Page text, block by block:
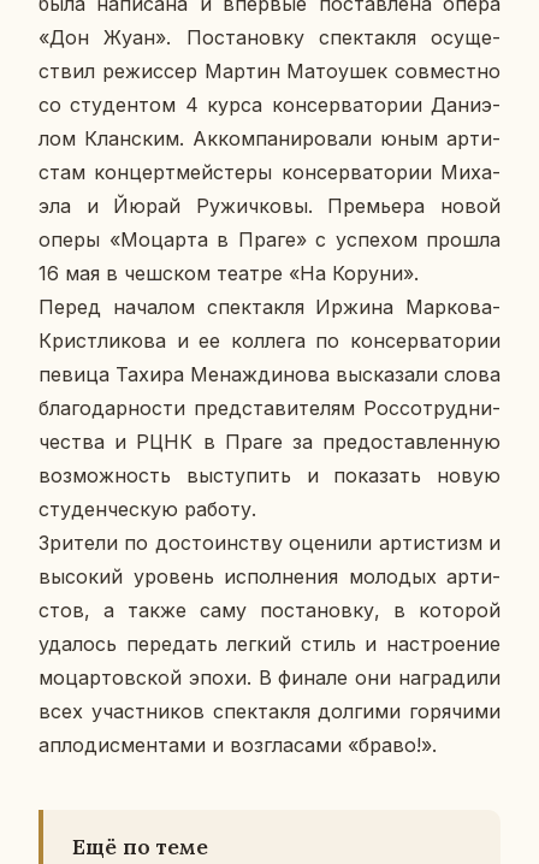
«Дон Жуан». По­ста­нов­ку спек­так­ля осу­ще­
ствил ре­жис­сер Мартин Ма­то­у­шек сов­мест­но
со сту­ден­том 4 курса кон­сер­ва­то­рии Да­ни­э­
лом Клан­ским. Ак­ком­па­ни­ро­ва­ли юным ар­ти­
стам кон­церт­мей­сте­ры кон­сер­ва­то­рии Ми­ха­
э­ла и Йюрай Ру­жич­ко­вы. Пре­мье­ра новой
оперы «Мо­цар­та в Праге» с успе­хом прошла
16 мая в чеш­ском театре «На Коруни».
Перед на­ча­лом спек­так­ля Иржина Мар­ко­ва-
Крист­ли­ко­ва и ее кол­ле­га по кон­сер­ва­то­рии
певица Тахира Ме­на­жди­но­ва вы­ска­за­ли слова
бла­го­дар­но­сти пред­ста­ви­те­лям Рос­со­труд­ни­
че­ства и РЦНК в Праге за предо­став­лен­ную
воз­мож­ность вы­сту­пить и по­ка­зать новую
сту­ден­че­скую работу.
Зри­те­ли по до­сто­ин­ству оце­ни­ли ар­ти­стизм и
вы­со­кий уро­вень ис­пол­не­ния мо­ло­дых ар­ти­
стов, а также саму по­ста­нов­ку, в ко­то­рой
уда­лось пе­ре­дать легкий стиль и на­стро­е­ние
мо­цар­тов­ской эпохи. В финале они на­гра­ди­ли
всех участ­ни­ков спек­так­ля дол­ги­ми го­ря­чи­ми
ап­ло­дис­мен­та­ми и воз­гла­са­ми «браво!».
Ещё по теме